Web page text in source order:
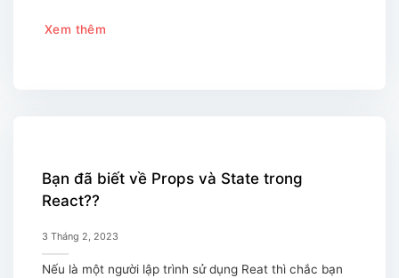
Xem thêm
Bạn đã biết về Props và State trong
React??
3 Tháng 2, 2023
Nếu là một người lập trình sử dụng Reat thì chắc bạn